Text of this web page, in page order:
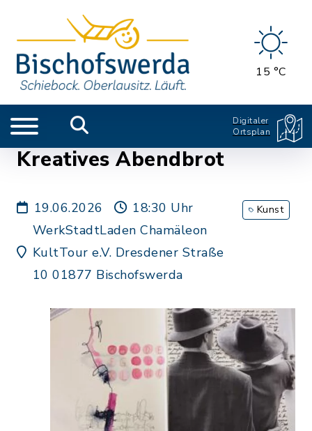
15 °C
Digitaler
Ortsplan
Kreatives Abendbrot
19.06.2026
18:30 Uhr
WerkStadtLaden Chamäleon
KultTour e.V. Dresdener Straße
10 01877 Bischofswerda
Kunst